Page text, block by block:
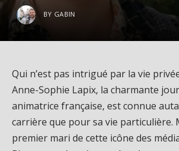
BY GABIN
Qui n’est pas intrigué par la vie
Anne-Sophie Lapix, la charmante
animatrice française, est connue
carrière que pour sa vie particulière.
premier mari de cette icône des